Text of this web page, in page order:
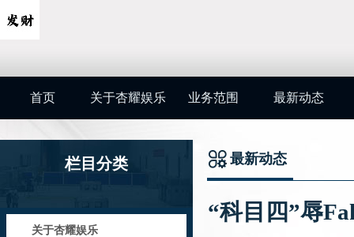
首页 关于杏耀娱乐 业务范围 最新动态
栏目分类
关于杏耀娱乐
最新动态
“科目四”辱